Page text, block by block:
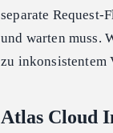
separate Request-
und warten muss.
zu inkonsistentem
Atlas Cloud